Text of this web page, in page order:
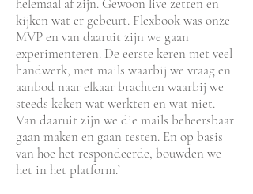
helemaal af zijn. Gewoon live zetten en
kijken wat er gebeurt. Flexbook was onze
MVP en van daaruit zijn we gaan
experimenteren. De eerste keren met veel
handwerk, met mails waarbij we vraag en
aanbod naar elkaar brachten waarbij we
steeds keken wat werkten en wat niet.
Van daaruit zijn we die mails beheersbaar
gaan maken en gaan testen. En op basis
van hoe het respondeerde, bouwden we
het in het platform.’